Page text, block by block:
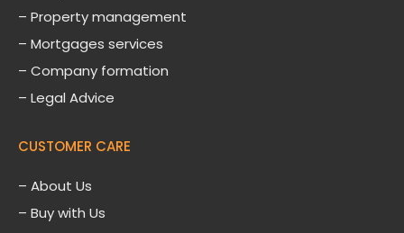
– Property management
– Mortgages services
– Company formation
– Legal Advice
CUSTOMER CARE
– About Us
– Buy with Us